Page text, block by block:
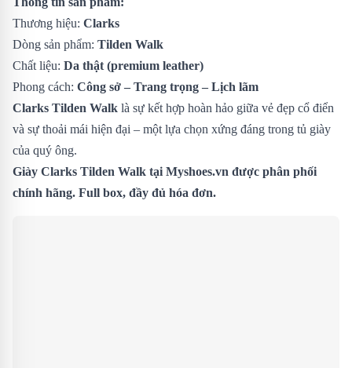
Thương hiệu: Clarks
Dòng sản phẩm: Tilden Walk
Chất liệu: Da thật (premium leather)
Phong cách: Công sở – Trang trọng – Lịch lãm
Clarks Tilden Walk là sự kết hợp hoàn hảo giữa vẻ đẹp cổ điển
và sự thoải mái hiện đại – một lựa chọn xứng đáng trong tủ giày
của quý ông.
Giày Clarks Tilden Walk tại Myshoes.vn được phân phối
chính hãng. Full box, đầy đủ hóa đơn.